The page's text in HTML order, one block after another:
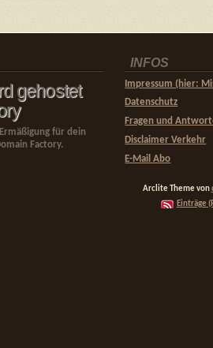
gehostet
für dein
Factory.
INFOS
Impressum (hier:
Datenschutz
Fragen und
Disclaimer Verkehr
E-Mail Abo
Arclite Theme von
Einträge